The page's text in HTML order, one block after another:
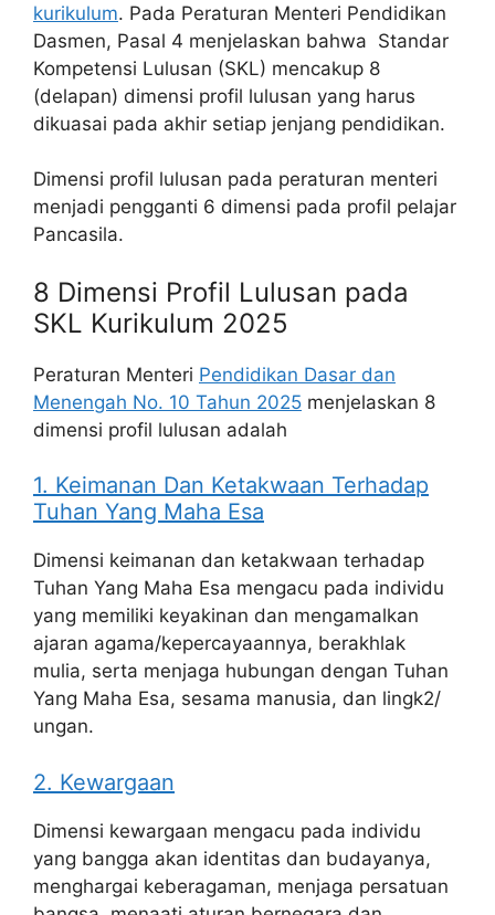
kurikulum. Pada Peraturan Menteri Pendidikan
Dasmen, Pasal 4 menjelaskan bahwa Standar
Kompetensi Lulusan (SKL) mencakup 8
(delapan) dimensi profil lulusan yang harus
dikuasai pada akhir setiap jenjang pendidikan.
Dimensi profil lulusan pada peraturan menteri
menjadi pengganti 6 dimensi pada profil pelajar
Pancasila.
8 Dimensi Profil Lulusan pada
SKL Kurikulum 2025
Peraturan Menteri Pendidikan Dasar dan
Menengah No. 10 Tahun 2025 menjelaskan 8
dimensi profil lulusan adalah
1. Keimanan Dan Ketakwaan Terhadap
Tuhan Yang Maha Esa
Dimensi keimanan dan ketakwaan terhadap
Tuhan Yang Maha Esa mengacu pada individu
yang memiliki keyakinan dan mengamalkan
ajaran agama/kepercayaannya, berakhlak
mulia, serta menjaga hubungan dengan Tuhan
Yang Maha Esa, sesama manusia, dan lingk2/
ungan.
2. Kewargaan
Dimensi kewargaan mengacu pada individu
yang bangga akan identitas dan budayanya,
menghargai keberagaman, menjaga persatuan